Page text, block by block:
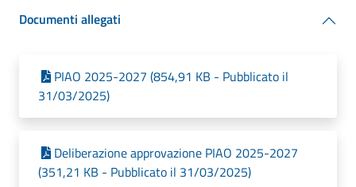
Documenti allegati
PIAO 2025-2027 (854,91 KB - Pubblicato il
31/03/2025)
Deliberazione approvazione PIAO 2025-2027
(351,21 KB - Pubblicato il 31/03/2025)